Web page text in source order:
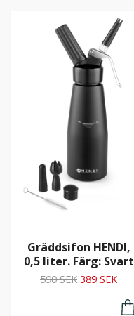
Gräddsifon HENDI,
0,5 liter. Färg: Svart
590 SEK 389 SEK